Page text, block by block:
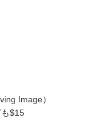
Image）
$15